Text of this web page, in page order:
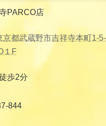
PARCO店
京都武蔵野市吉祥寺本町1-
１F
歩2分
844